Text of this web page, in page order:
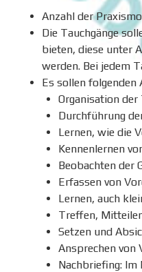
Anzahl der
Die Tauchgänge
bieten, diese unter
werden. Bei jedem
Es sollen
Organisation
Durchführung
Lernen, wie die
Kennenlernen
Beobachten der
Erfassen von
Lernen, auch
Treffen,
Setzen und
Ansprechen von
Nachbriefing: Im